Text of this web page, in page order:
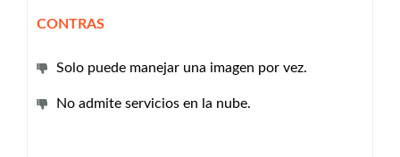
CONTRAS
Solo puede manejar una imagen por vez.
No admite servicios en la nube.